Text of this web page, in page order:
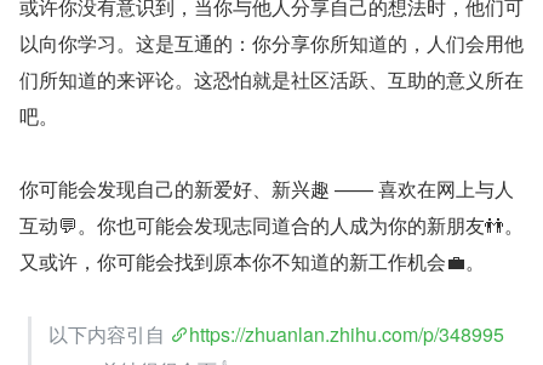
或许你没有意识到，当你与他人分享自己的想法时，他们可
以向你学习。这是互通的：你分享你所知道的，人们会用他
们所知道的来评论。这恐怕就是社区活跃、互助的意义所在
吧。
你可能会发现自己的新爱好、新兴趣 —— 喜欢在网上与人
互动💬。你也可能会发现志同道合的人成为你的新朋友👬。
又或许，你可能会找到原本你不知道的新工作机会💼。
以下内容引自
https://zhuanlan.zhihu.com/p/348995